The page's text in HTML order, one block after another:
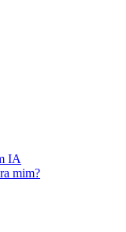
IA
mim?